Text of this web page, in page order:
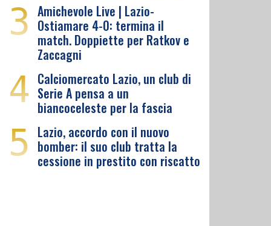
3 Amichevole Live | Lazio-
Ostiamare 4-0: termina il
match. Doppiette per Ratkov e
Zaccagni
4 Calciomercato Lazio, un club di
Serie A pensa a un
biancoceleste per la fascia
5 Lazio, accordo con il nuovo
bomber: il suo club tratta la
cessione in prestito con riscatto